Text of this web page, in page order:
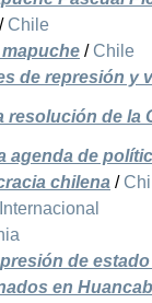
/ Chile
/ Chile
de represión y
resolución de
agenda de
chilena /
Internacional
de
en